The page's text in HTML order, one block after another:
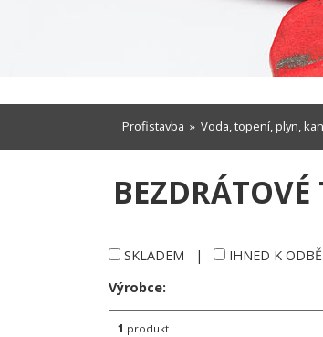
Profistavba » Voda, topení, plyn,
SKLADEM | IHNED K
Výrobce:
1 produkt